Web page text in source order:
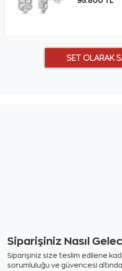
Siparişiniz Nasıl
Siparişiniz size teslim edilene
sorumluluğu ve güvencesi